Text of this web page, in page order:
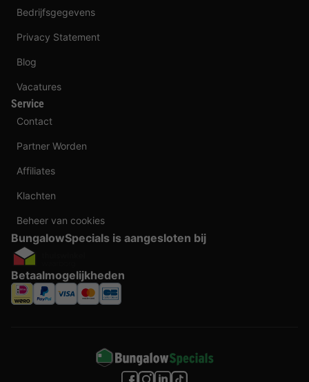
Bedrijfsgegevens
Privacy Statement
Blog
Vacatures
Service
Contact
Partner Worden
Affiliates
Klachten
Beheer van cookies
BungalowSpecials is aangesloten bij
Betaalmogelijkheden